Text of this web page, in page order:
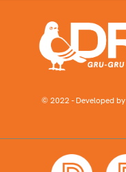
© 2022 - Developed by